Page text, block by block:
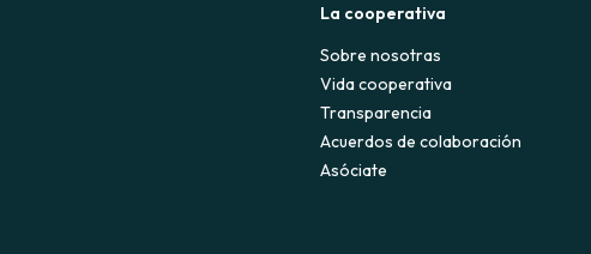
La cooperativa
Sobre nosotras
Vida cooperativa
Transparencia
Acuerdos de colaboración
Asóciate